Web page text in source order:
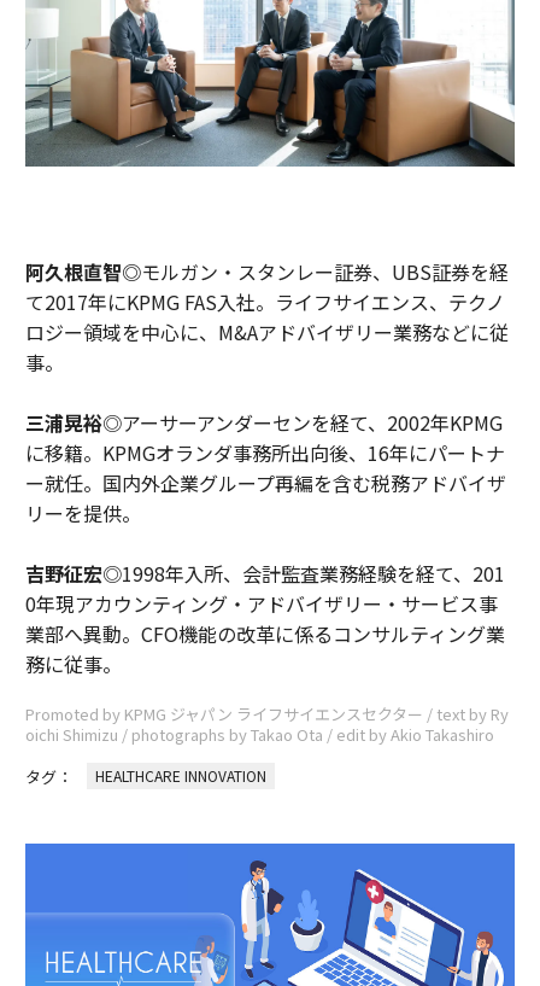
阿久根直智◎モルガン・スタンレー証券、UBS証券を経
て2017年にKPMG FAS入社。ライフサイエンス、テクノ
ロジー領域を中心に、M&Aアドバイザリー業務などに従
事。
三浦晃裕◎アーサーアンダーセンを経て、2002年KPMG
に移籍。KPMGオランダ事務所出向後、16年にパートナ
ー就任。国内外企業グループ再編を含む税務アドバイザ
リーを提供。
吉野征宏◎1998年入所、会計監査業務経験を経て、201
0年現アカウンティング・アドバイザリー・サービス事
業部へ異動。CFO機能の改革に係るコンサルティング業
務に従事。
Promoted by KPMG ジャパン ライフサイエンスセクター / text by Ry
oichi Shimizu / photographs by Takao Ota / edit by Akio Takashiro
タグ：
HEALTHCARE INNOVATION